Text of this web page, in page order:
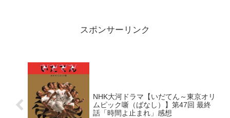
スポンサーリンク
NHK大河ドラマ【いだてん～東京オリ
ムピック噺（ばなし）】第47回 最終
話「時間よ止まれ」感想